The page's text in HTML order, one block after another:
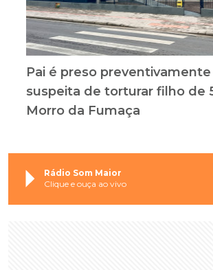
Pai é preso
suspeita de torturar filho de
Morro da Fumaça
Rádio Som Maior
Clique e ouça ao vivo